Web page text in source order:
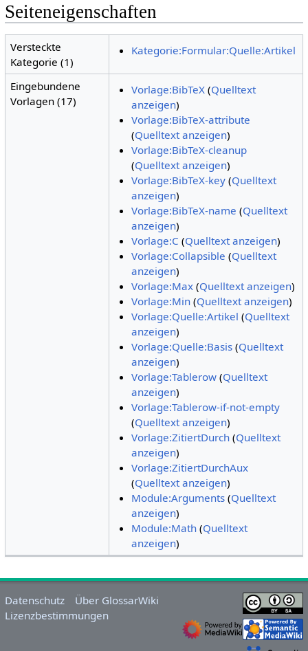
Seiteneigenschaften
Versteckte
Kategorie (1)
Kategorie:Formular:Quelle:Artikel
Eingebundene
Vorlagen (17)
Vorlage:BibTeX(Quelltext
anzeigen)
Vorlage:BibTeX-attribute
(Quelltext anzeigen)
Vorlage:BibTeX-cleanup
(Quelltext anzeigen)
Vorlage:BibTeX-key(Quelltext
anzeigen)
Vorlage:BibTeX-name (Quelltext
anzeigen)
Vorlage:C (Quelltext anzeigen)
Vorlage:Collapsible (Quelltext
anzeigen)
Vorlage:Max(Quelltext anzeigen)
Vorlage:Min(Quelltext anzeigen)
Vorlage:Quelle:Artikel (Quelltext
anzeigen)
Vorlage:Quelle:Basis(Quelltext
anzeigen)
Vorlage:Tablerow(Quelltext
anzeigen)
Vorlage:Tablerow-if-not-empty
(Quelltext anzeigen)
Vorlage:ZitiertDurch(Quelltext
anzeigen)
Vorlage:ZitiertDurchAux
(Quelltext anzeigen)
Module:Arguments(Quelltext
anzeigen)
Module:Math(Quelltext
anzeigen)
Datenschutz
Über GlossarWiki
Lizenzbestimmungen